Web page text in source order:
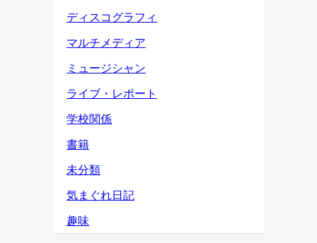
ディスコグラフィ
マルチメディア
ミュージシャン
ライブ・レポート
学校関係
書籍
未分類
気まぐれ日記
趣味